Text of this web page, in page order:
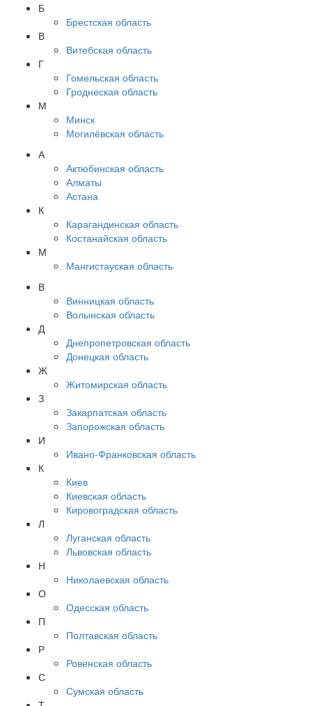
Б
Брестская область
В
Витебская область
Г
Гомельская область
Гроднеская область
М
Минск
Могилёвская область
А
Актюбинская область
Алматы
Астана
К
Карагандинская область
Костанайская область
М
Мангистауская область
В
Винницкая область
Волынская область
Д
Днепропетровская область
Донецкая область
Ж
Житомирская область
З
Закарпатская область
Запорожская область
И
Ивано-Франковская область
К
Киев
Киевская область
Кировоградская область
Л
Луганская область
Львовская область
Н
Николаевская область
О
Одесская область
П
Полтавская область
Р
Ровенская область
С
Сумская область